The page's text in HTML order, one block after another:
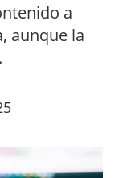
a
aunque la